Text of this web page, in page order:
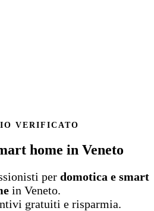
VERIFICATO
home in Veneto
per domotica e smart
in Veneto.
gratuiti e risparmia.